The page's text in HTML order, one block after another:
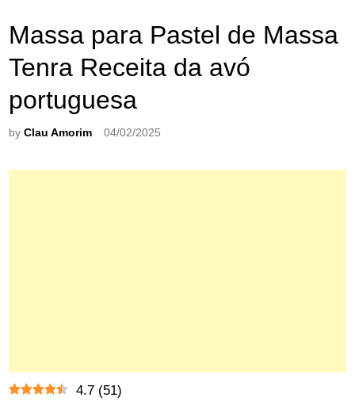
Massa para Pastel de Massa
Tenra Receita da avó
portuguesa
byClau Amorim 04/02/2025
4.7 (51)